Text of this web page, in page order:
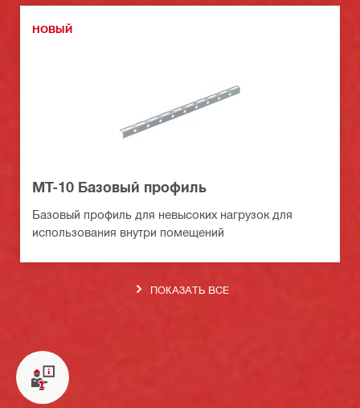
НОВЫЙ
MT-10 Базовый профиль
Базовый профиль для невысоких нагрузок для
использования внутри помещений
ПОКАЗАТЬ ВСЕ